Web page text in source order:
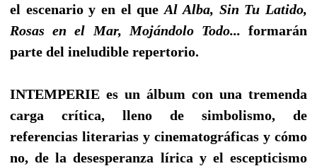
el escenario y en el queAl Alba, Sin Tu Latido,
Rosas en el Mar, Mojándolo Todo... formarán
parte del ineludible repertorio.
INTEMPERIE es un álbum con una tremenda
carga crítica, lleno de simbolismo, de
referencias literarias y cinematográficas y cómo
no, de la desesperanza lírica y el escepticismo